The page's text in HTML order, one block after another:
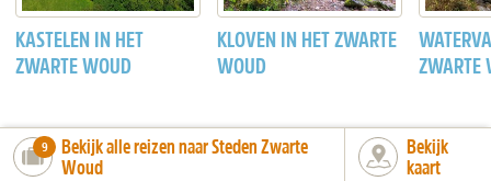
KASTELEN IN HET
ZWARTE WOUD
KLOVEN IN HET ZWARTE
WOUD
ZWARTE
number_of_trips:
9
Bekijk alle reizen naar Steden Zwarte
Woud
Bekijk
kaart